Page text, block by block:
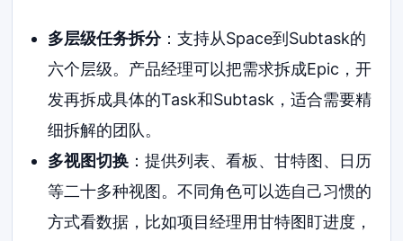
多层级任务拆分：支持从Space到Subtask的
六个层级。产品经理可以把需求拆成Epic，开
发再拆成具体的Task和Subtask，适合需要精
细拆解的团队。
多视图切换：提供列表、看板、甘特图、日历
等二十多种视图。不同角色可以选自己习惯的
方式看数据，比如项目经理用甘特图盯进度，